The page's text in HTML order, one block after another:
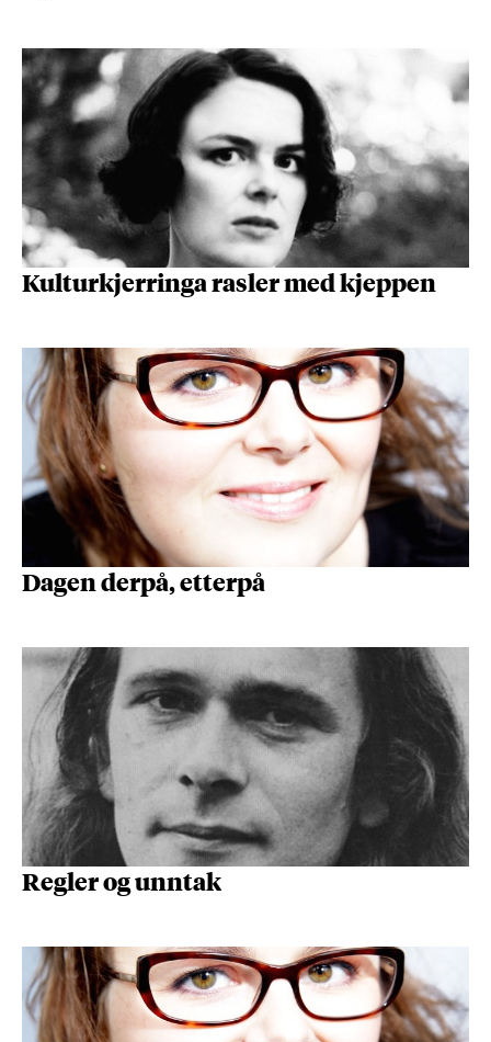
Kulturkjerringa rasler med kjeppen
Dagen derpå, etterpå
Regler og unntak